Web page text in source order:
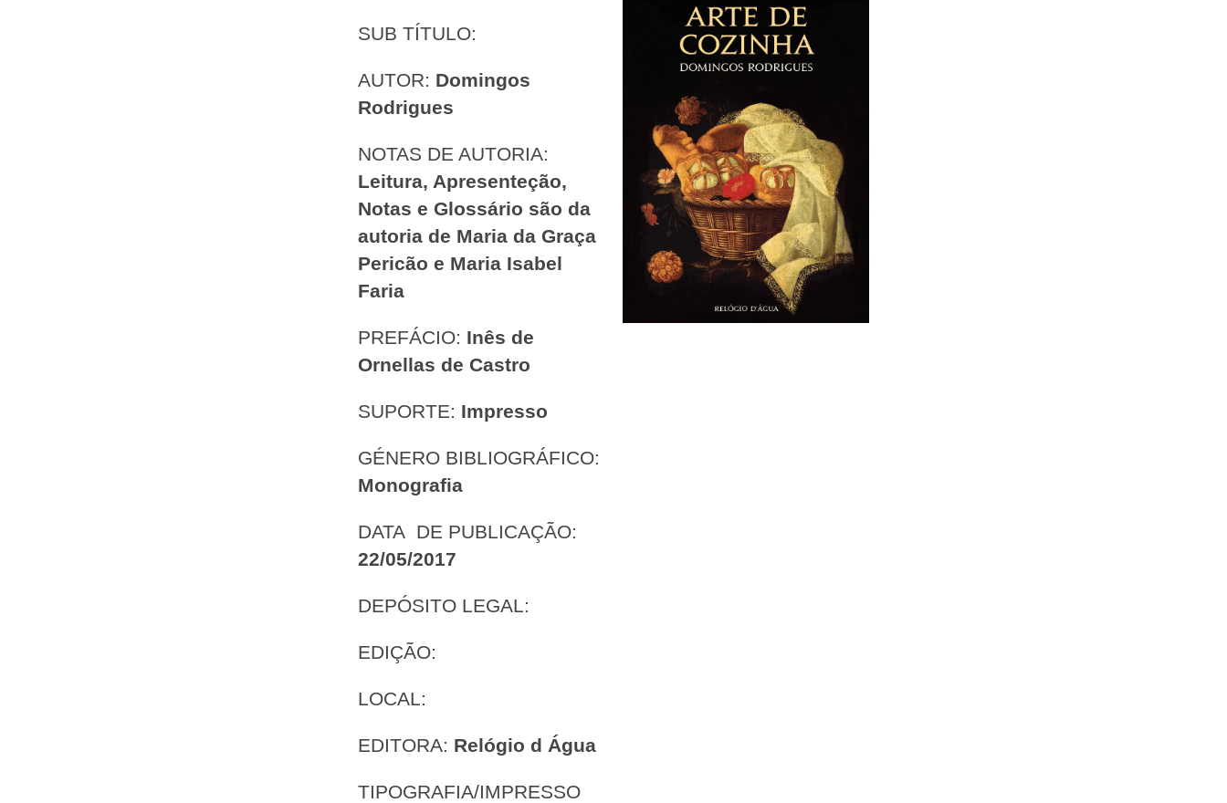
SUB TÍTULO:
AUTOR: Domingos
Rodrigues
NOTAS DE AUTORIA:
Leitura, Apresenteção,
Notas e Glossário são da
autoria de Maria da Graça
Pericão e Maria Isabel
Faria
PREFÁCIO: Inês de
Ornellas de Castro
SUPORTE: Impresso
GÉNERO BIBLIOGRÁFICO:
Monografia
DATA DE PUBLICAÇÃO:
22/05/2017
DEPÓSITO LEGAL:
EDIÇÃO:
LOCAL:
EDITORA: Relógio d Água
TIPOGRAFIA/IMPRESSO